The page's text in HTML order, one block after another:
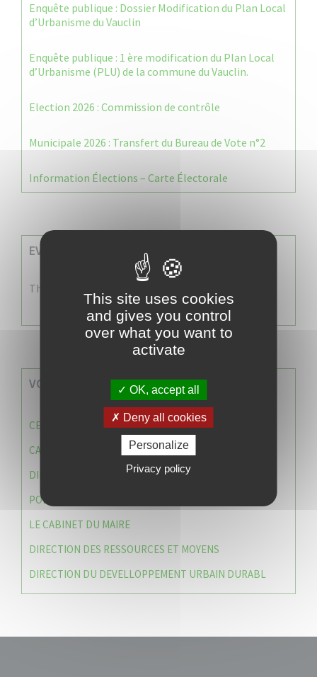
Enquête publique : Dossier Modification du Plan Local
d’Urbanisme du Vauclin
Enquête publique : 1 ère modification du Plan Local
d’Urbanisme (PLU) de la commune du Vauclin.
Election 2026 : Commission de contrôle
Municipale 2026 : Transfert du Bureau de Vote n°2
Information Élections – Carte Électorale
EVENEMENTS A VENIR
There are no events
VOS SERVICES MUNICIPAUX
CENTRE COMMUNAL D’ACTION SOCIALE (C.C.A.S)
CAISSE DES ÉCOLES
DIRECTION DES SERVICES TECHNIQUES
POLICE MUNICIPALE
LE CABINET DU MAIRE
DIRECTION DES RESSOURCES ET MOYENS
DIRECTION DU DEVELLOPPEMENT URBAIN DURABL
This site uses cookies
and gives you control
over what you want to
activate
OK, accept all
Deny all cookies
Personalize
Privacy policy